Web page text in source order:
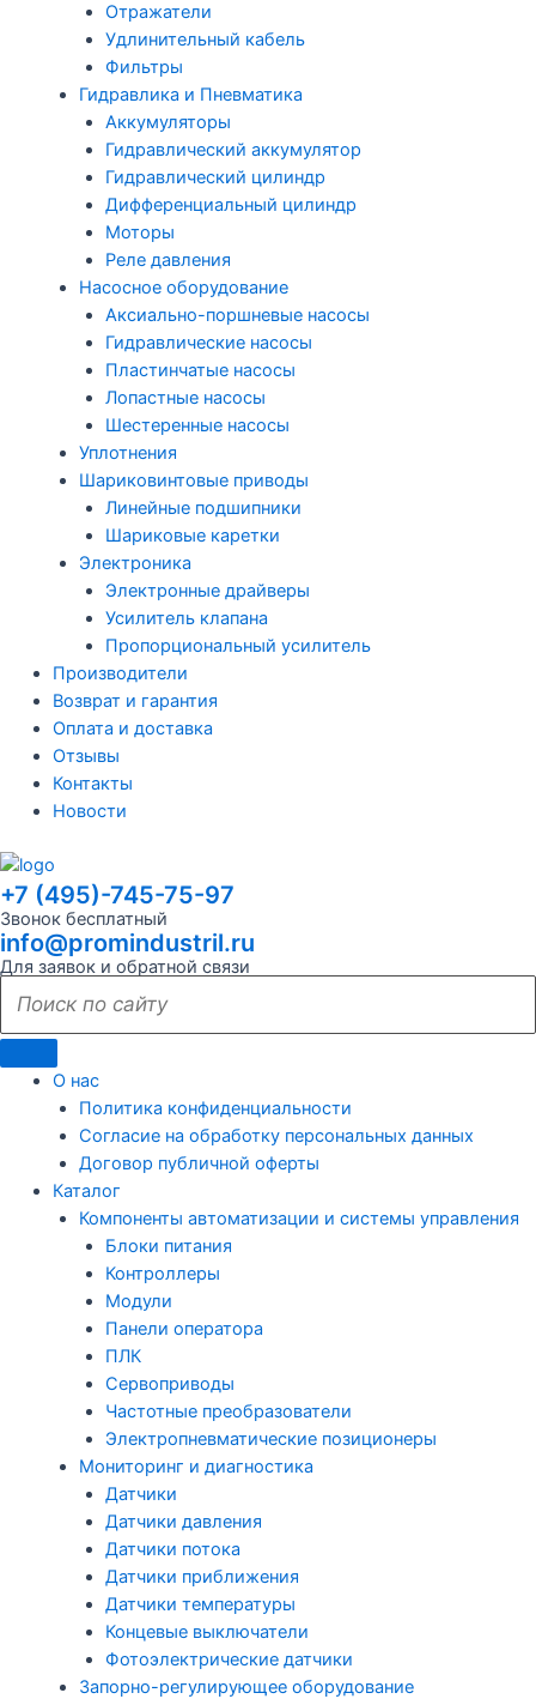
Отражатели
Удлинительный кабель
Фильтры
Гидравлика и Пневматика
Аккумуляторы
Гидравлический аккумулятор
Гидравлический цилиндр
Дифференциальный цилиндр
Моторы
Реле давления
Насосное оборудование
Аксиально-поршневые насосы
Гидравлические насосы
Пластинчатые насосы
Лопастные насосы
Шестеренные насосы
Уплотнения
Шариковинтовые приводы
Линейные подшипники
Шариковые каретки
Электроника
Электронные драйверы
Усилитель клапана
Пропорциональный усилитель
Производители
Возврат и гарантия
Оплата и доставка
Отзывы
Контакты
Новости
+7 (495)-745-75-97
Звонок бесплатный
info@promindustril.ru
Для заявок и обратной связи
О нас
Политика конфиденциальности
Согласие на обработку персональных данных
Договор публичной оферты
Каталог
Компоненты автоматизации и системы управления
Блоки питания
Контроллеры
Модули
Панели оператора
ПЛК
Сервоприводы
Частотные преобразователи
Электропневматические позиционеры
Мониторинг и диагностика
Датчики
Датчики давления
Датчики потока
Датчики приближения
Датчики температуры
Концевые выключатели
Фотоэлектрические датчики
Запорно-регулирующее оборудование